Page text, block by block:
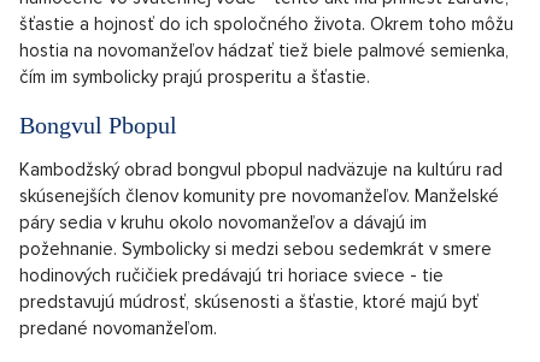
šťastie a hojnosť do ich spoločného života. Okrem toho môžu
hostia na novomanžeľov hádzať tiež biele palmové semienka,
čím im symbolicky prajú prosperitu a šťastie.
Bongvul Pbopul
Kambodžský obrad bongvul pbopul nadväzuje na kultúru rad
skúsenejších členov komunity pre novomanžeľov. Manželské
páry sedia v kruhu okolo novomanžeľov a dávajú im
požehnanie. Symbolicky si medzi sebou sedemkrát v smere
hodinových ručičiek predávajú tri horiace sviece - tie
predstavujú múdrosť, skúsenosti a šťastie, ktoré majú byť
predané novomanžeľom.